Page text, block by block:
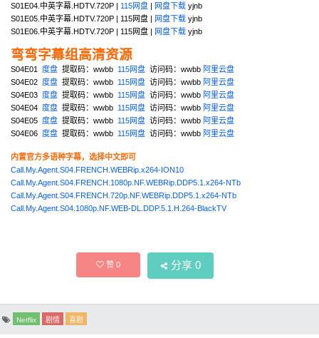
S01E04.中英字幕.HDTV.720P | 115网盘 | 网盘下载 yjnb
S01E05.中英字幕.HDTV.720P | 115网盘 | 网盘下载 yjnb
S01E06.中英字幕.HDTV.720P | 115网盘 | 网盘下载 yjnb
弯弯字幕组高清资源
S04E01 度盘 提取码：wwbb 115网盘 访问码：wwbb 阿里云盘
S04E02 度盘 提取码：wwbb 115网盘 访问码：wwbb 阿里云盘
S04E03 度盘 提取码：wwbb 115网盘 访问码：wwbb 阿里云盘
S04E04 度盘 提取码：wwbb 115网盘 访问码：wwbb 阿里云盘
S04E05 度盘 提取码：wwbb 115网盘 访问码：wwbb 阿里云盘
S04E06 度盘 提取码：wwbb 115网盘 访问码：wwbb 阿里云盘
内置官方多语种字幕，选择中文即可
Call.My.Agent.S04.FRENCH.WEBRip.x264-ION10
Call.My.Agent.S04.FRENCH.1080p.NF.WEBRip.DDP5.1.x264-NTb
Call.My.Agent.S04.FRENCH.720p.NF.WEBRip.DDP5.1.x264-NTb
Call.My.Agent.S04.1080p.NF.WEB-DL.DDP.5.1.H.264-BlackTV
赞0 分享 0
Netflix 剧情 喜剧